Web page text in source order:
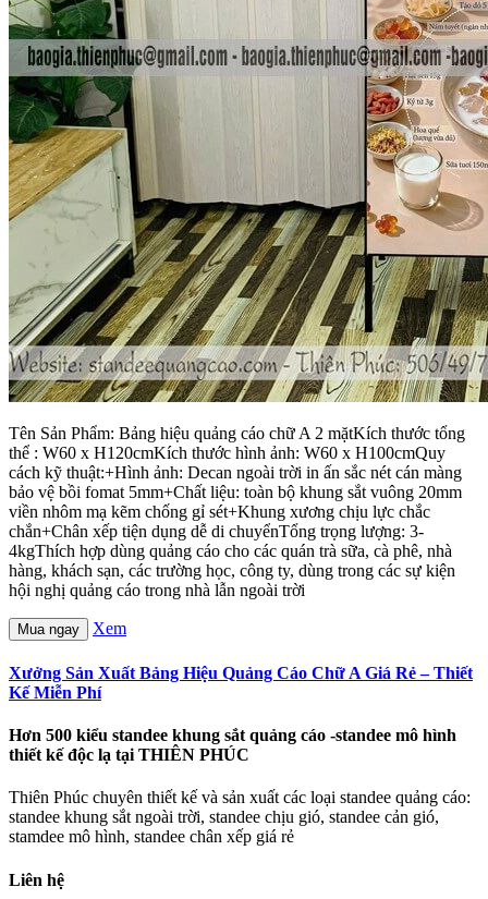
Tên Sản Phẩm: Bảng hiệu quảng cáo chữ A 2 mặtKích thước tổng
thể : W60 x H120cmKích thước hình ảnh: W60 x H100cmQuy
cách kỹ thuật:+Hình ảnh: Decan ngoài trời in ấn sắc nét cán màng
bảo vệ bồi fomat 5mm+Chất liệu: toàn bộ khung sắt vuông 20mm
viền nhôm mạ kẽm chống gỉ sét+Khung xương chịu lực chắc
chắn+Chân xếp tiện dụng dễ di chuyểnTổng trọng lượng: 3-
4kgThích hợp dùng quảng cáo cho các quán trà sữa, cà phê, nhà
hàng, khách sạn, các trường học, công ty, dùng trong các sự kiện
hội nghị quảng cáo trong nhà lẫn ngoài trời
Mua ngay Xem
Xưởng Sản Xuất Bảng Hiệu Quảng Cáo Chữ A Giá Rẻ – Thiết
Kế Miễn Phí
Hơn 500 kiểu standee khung sắt quảng cáo -standee mô hình
thiết kế độc lạ tại THIÊN PHÚC
Thiên Phúc chuyên thiết kế và sản xuất các loại standee quảng cáo:
standee khung sắt ngoài trời, standee chịu gió, standee cản gió,
stamdee mô hình, standee chân xếp giá rẻ
Liên hệ